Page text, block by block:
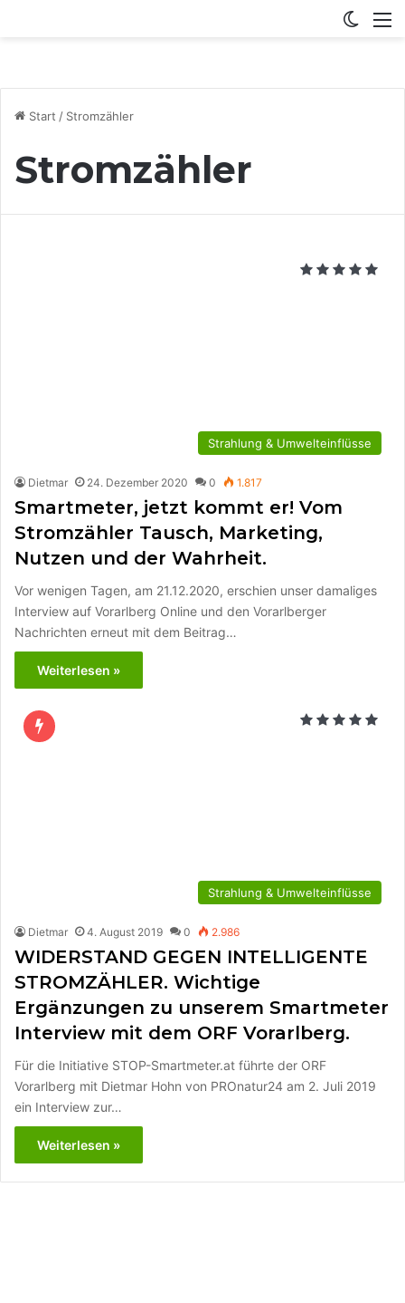
Start / Stromzähler
Stromzähler
Strahlung & Umwelteinflüsse
Dietmar 24. Dezember 2020 0 1.817
Smartmeter, jetzt kommt er! Vom
Stromzähler Tausch, Marketing,
Nutzen und der Wahrheit.
Vor wenigen Tagen, am 21.12.2020, erschien unser damaliges
Interview auf Vorarlberg Online und den Vorarlberger
Nachrichten erneut mit dem Beitrag…
Weiterlesen »
Strahlung & Umwelteinflüsse
Dietmar 4. August 2019 0 2.986
WIDERSTAND GEGEN INTELLIGENTE
STROMZÄHLER. Wichtige
Ergänzungen zu unserem Smartmeter
Interview mit dem ORF Vorarlberg.
Für die Initiative STOP-Smartmeter.at führte der ORF
Vorarlberg mit Dietmar Hohn von PROnatur24 am 2. Juli 2019
ein Interview zur…
Weiterlesen »